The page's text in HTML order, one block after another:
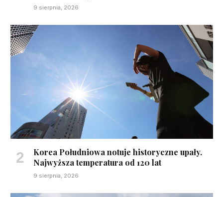
9 sierpnia, 2026
Korea Południowa notuje historyczne upały.
Najwyższa temperatura od 120 lat
9 sierpnia, 2026